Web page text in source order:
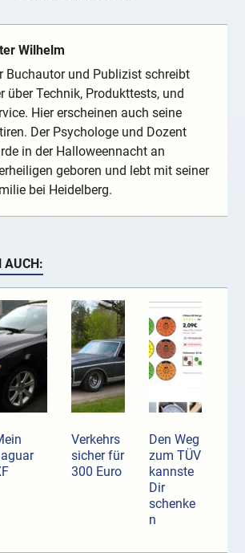
Wilhelm
Buchautor und Publizist schreibt
über Technik, Produkttests, und
Hier erscheinen auch seine
Der Psychologe und Dozent
in der Halloweennacht an
geboren und lebt mit seiner
bei Heidelberg.
AUCH:
Verkehrs
sicher für
300 Euro
Den Weg
zum TÜV
kannste
Dir
schenke
n